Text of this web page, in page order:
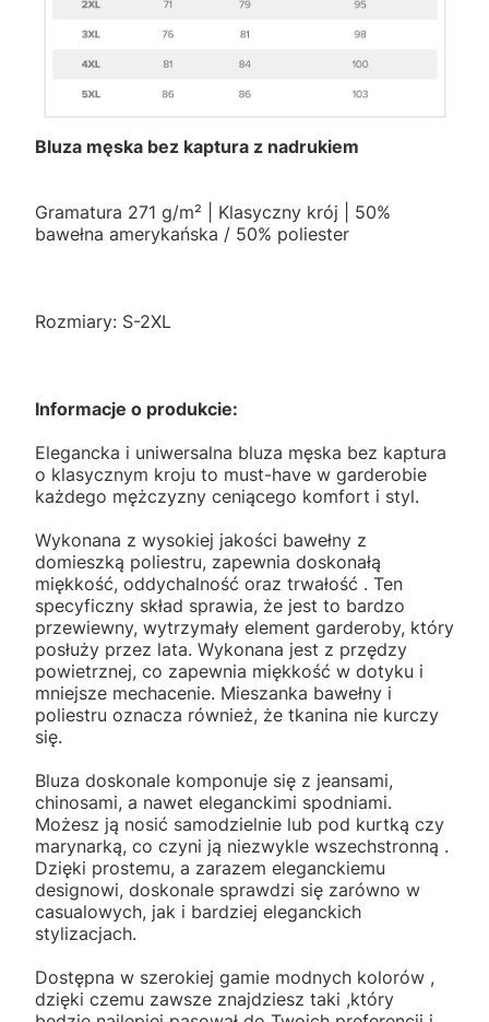
Bluza męska bez kaptura z nadrukiem
Gramatura 271 g/m² | Klasyczny krój | 50%
bawełna amerykańska / 50% poliester
Rozmiary: S-2XL
Informacje o produkcie:
Elegancka i uniwersalna bluza męska bez kaptura
o klasycznym kroju to must-have w garderobie
każdego mężczyzny ceniącego komfort i styl.
Wykonana z wysokiej jakości bawełny z
domieszką poliestru, zapewnia doskonałą
miękkość, oddychalność oraz trwałość . Ten
specyficzny skład sprawia, że jest to bardzo
przewiewny, wytrzymały element garderoby, który
posłuży przez lata. Wykonana jest z przędzy
powietrznej, co zapewnia miękkość w dotyku i
mniejsze mechacenie. Mieszanka bawełny i
poliestru oznacza również, że tkanina nie kurczy
się.
Bluza doskonale komponuje się z jeansami,
chinosami, a nawet eleganckimi spodniami.
Możesz ją nosić samodzielnie lub pod kurtką czy
marynarką, co czyni ją niezwykle wszechstronną .
Dzięki prostemu, a zarazem eleganckiemu
designowi, doskonale sprawdzi się zarówno w
casualowych, jak i bardziej eleganckich
stylizacjach.
Dostępna w szerokiej gamie modnych kolorów ,
dzięki czemu zawsze znajdziesz taki ,który